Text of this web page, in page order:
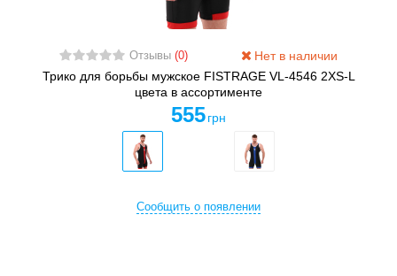
Отзывы (0)
Нет в наличии
Трико для борьбы мужское FISTRAGE VL-4546 2XS-L
цвета в ассортименте
555 грн
Сообщить о появлении